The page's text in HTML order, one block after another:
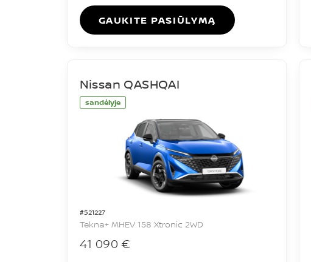
GAUKITE PASIŪLYMĄ
sandėlyje
#521227
Nissan QASHQAI
Tekna+ MHEV 158 Xtronic 2WD
41 090 €